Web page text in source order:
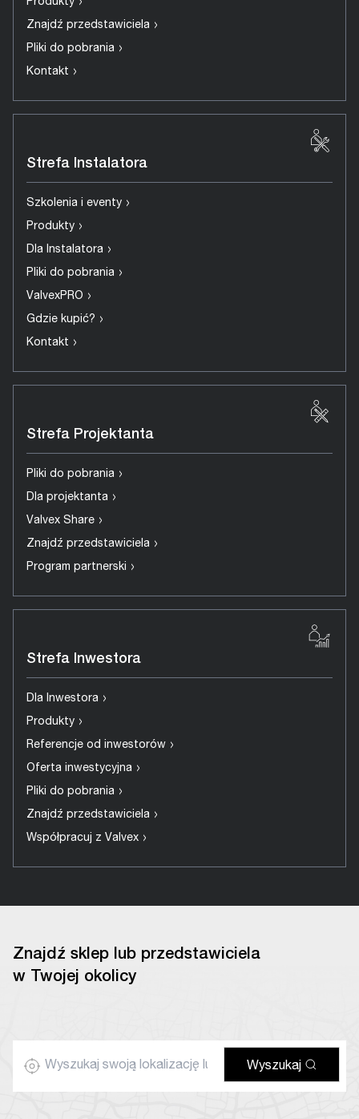
Produkty
Znajdź przedstawiciela ›
Pliki do pobrania ›
Kontakt ›
Strefa Instalatora
Szkolenia i eventy ›
Produkty ›
Dla Instalatora ›
Pliki do pobrania ›
ValvexPRO ›
Gdzie kupić? ›
Kontakt ›
Strefa Projektanta
Pliki do pobrania ›
Dla projektanta ›
Valvex Share ›
Znajdź przedstawiciela ›
Program partnerski ›
Strefa Inwestora
Dla Inwestora ›
Produkty ›
Referencje od inwestorów ›
Oferta inwestycyjna ›
Pliki do pobrania ›
Znajdź przedstawiciela ›
Współpracuj z Valvex ›
Znajdź sklep lub przedstawiciela
w Twojej okolicy
Wyszukaj